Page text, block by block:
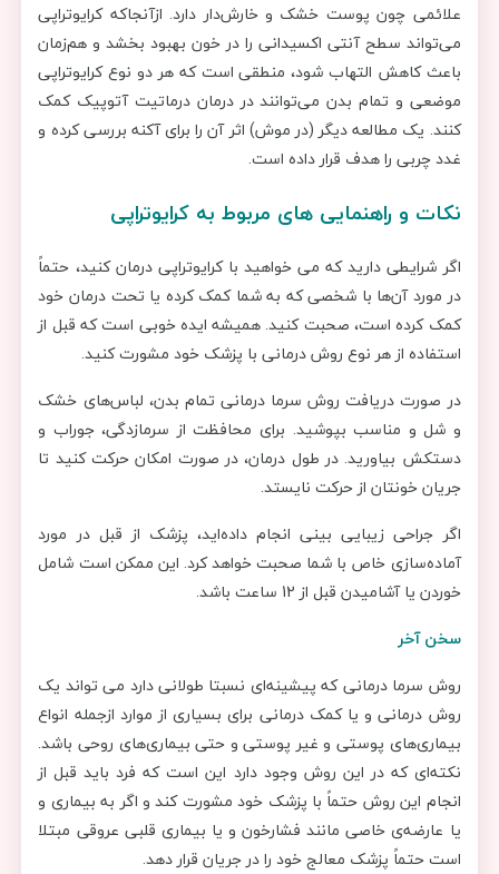
علائمی چون پوست خشک و خارش‌دار دارد. ازآنجاکه کرایوتراپی
می‌تواند سطح آنتی اکسیدانی را در خون بهبود بخشد و هم‌زمان
باعث کاهش التهاب شود، منطقی است که هر دو نوع کرایوتراپی
موضعی و تمام بدن می‌توانند در درمان درماتیت آتوپیک کمک
کنند. یک مطالعه دیگر (در موش) اثر آن را برای آکنه بررسی کرده و
غدد چربی را هدف قرار داده است.
نکات و راهنمایی های مربوط به کرایوتراپی
اگر شرایطی دارید که می خواهید با کرایوتراپی درمان کنید، حتماً
در مورد آن‌ها با شخصی که به شما کمک کرده یا تحت درمان خود
کمک کرده است، صحبت کنید. همیشه ایده خوبی است که قبل از
استفاده از هر نوع روش درمانی با پزشک خود مشورت کنید.
در صورت دریافت روش سرما درمانی تمام بدن، لباس‌های خشک
و شل و مناسب بپوشید. برای محافظت از سرمازدگی، جوراب و
دستکش بیاورید. در طول درمان، در صورت امکان حرکت کنید تا
جریان خونتان از حرکت نایستد.
اگر جراحی زیبایی بینی انجام داده‌اید، پزشک از قبل در مورد
آماده‌سازی خاص با شما صحبت خواهد کرد. این ممکن است شامل
خوردن یا آشامیدن قبل از 12 ساعت باشد.
سخن آخر
روش سرما درمانی که پیشینه‌ای نسبتا طولانی دارد می تواند یک
روش درمانی و یا کمک درمانی برای بسیاری از موارد ازجمله انواع
بیماری‌های پوستی و غیر پوستی و حتی بیماری‌های روحی باشد.
نکته‌ای که در این روش وجود دارد این است که فرد باید قبل از
انجام این روش حتماً با پزشک خود مشورت کند و اگر به بیماری و
یا عارضه‌ی خاصی مانند فشارخون و یا بیماری قلبی عروقی مبتلا
است حتماً پزشک معالج خود را در جریان قرار دهد.